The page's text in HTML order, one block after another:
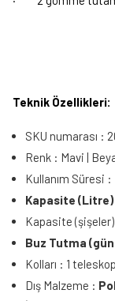
Teknik Özellikleri:
SKU numarası :
Renk : Mavi |
Kullanım Süresi
Kapasite
Kapasite (şişeler)
Buz Tutma
Kolları : 1
Dış Malzeme :